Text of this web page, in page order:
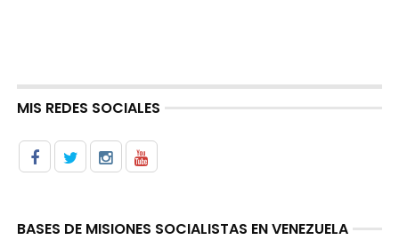
MIS REDES SOCIALES
BASES DE MISIONES SOCIALISTAS EN VENEZUELA